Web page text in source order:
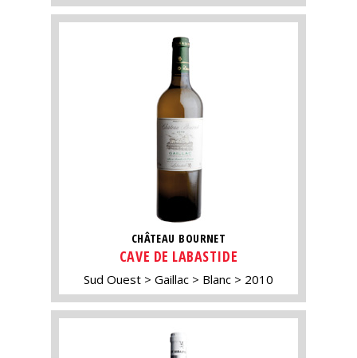
CHÂTEAU BOURNET
CAVE DE LABASTIDE
Sud Ouest Gaillac Blanc 2010